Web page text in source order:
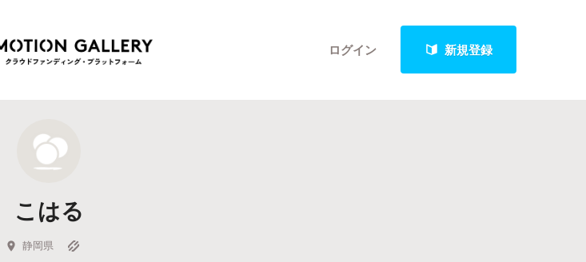
ログイン 新規登録
新着プロジェクト
Feature
キュレーターから探す
こはる
静岡県